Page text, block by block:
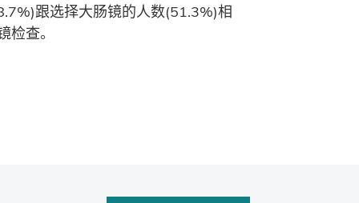
跟选择大肠镜的人数(51.3%)相
查。